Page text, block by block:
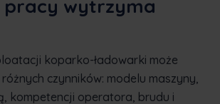
pracy wytrzyma
koparko-ładowarki może
czynników: modelu maszyny,
kompetencji operatora, brudu i